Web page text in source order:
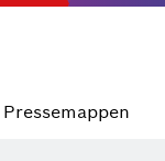
Pressemappen